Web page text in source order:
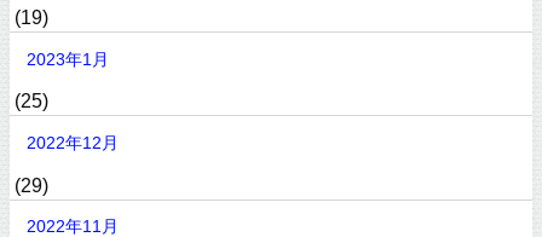
(19)
2023年1月
(25)
2022年12月
(29)
2022年11月